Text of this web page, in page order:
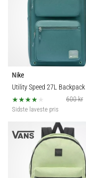
Nike
Utility Speed 27L Backpack
600 kr
Sidste laveste pris